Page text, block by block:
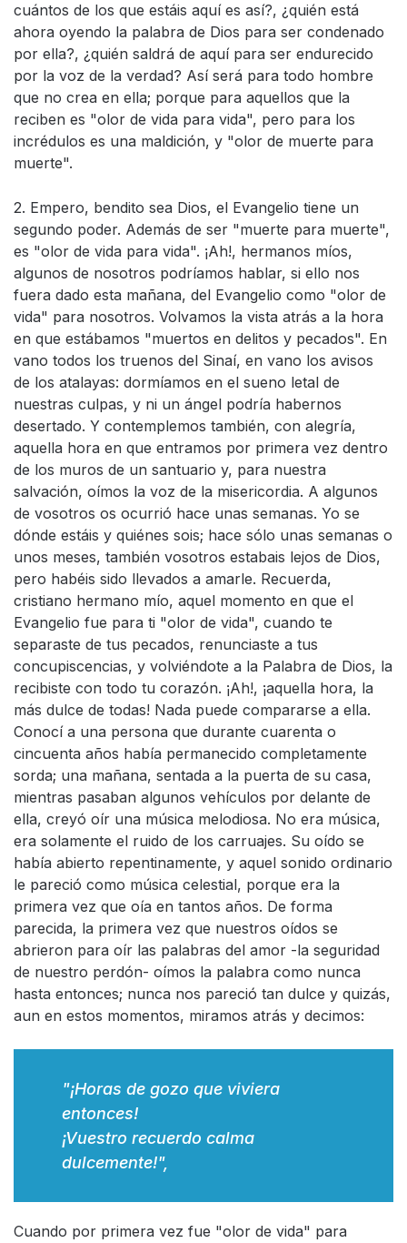
cuántos de los que estáis aquí es así?, ¿quién está
ahora oyendo la palabra de Dios para ser condenado
por ella?, ¿quién saldrá de aquí para ser endurecido
por la voz de la verdad? Así será para todo hombre
que no crea en ella; porque para aquellos que la
reciben es "olor de vida para vida", pero para los
incrédulos es una maldición, y "olor de muerte para
muerte".
2. Empero, bendito sea Dios, el Evangelio tiene un
segundo poder. Además de ser "muerte para muerte",
es "olor de vida para vida". ¡Ah!, hermanos míos,
algunos de nosotros podríamos hablar, si ello nos
fuera dado esta mañana, del Evangelio como "olor de
vida" para nosotros. Volvamos la vista atrás a la hora
en que estábamos "muertos en delitos y pecados". En
vano todos los truenos del Sinaí, en vano los avisos
de los atalayas: dormíamos en el sueno letal de
nuestras culpas, y ni un ángel podría habernos
desertado. Y contemplemos también, con alegría,
aquella hora en que entramos por primera vez dentro
de los muros de un santuario y, para nuestra
salvación, oímos la voz de la misericordia. A algunos
de vosotros os ocurrió hace unas semanas. Yo se
dónde estáis y quiénes sois; hace sólo unas semanas o
unos meses, también vosotros estabais lejos de Dios,
pero habéis sido llevados a amarle. Recuerda,
cristiano hermano mío, aquel momento en que el
Evangelio fue para ti "olor de vida", cuando te
separaste de tus pecados, renunciaste a tus
concupiscencias, y volviéndote a la Palabra de Dios, la
recibiste con todo tu corazón. ¡Ah!, ¡aquella hora, la
más dulce de todas! Nada puede compararse a ella.
Conocí a una persona que durante cuarenta o
cincuenta años había permanecido completamente
sorda; una mañana, sentada a la puerta de su casa,
mientras pasaban algunos vehículos por delante de
ella, creyó oír una música melodiosa. No era música,
era solamente el ruido de los carruajes. Su oído se
había abierto repentinamente, y aquel sonido ordinario
le pareció como música celestial, porque era la
primera vez que oía en tantos años. De forma
parecida, la primera vez que nuestros oídos se
abrieron para oír las palabras del amor -la seguridad
de nuestro perdón- oímos la palabra como nunca
hasta entonces; nunca nos pareció tan dulce y quizás,
aun en estos momentos, miramos atrás y decimos:
"¡Horas de gozo que viviera
entonces!
¡Vuestro recuerdo calma
dulcemente!",
Cuando por primera vez fue "olor de vida" para